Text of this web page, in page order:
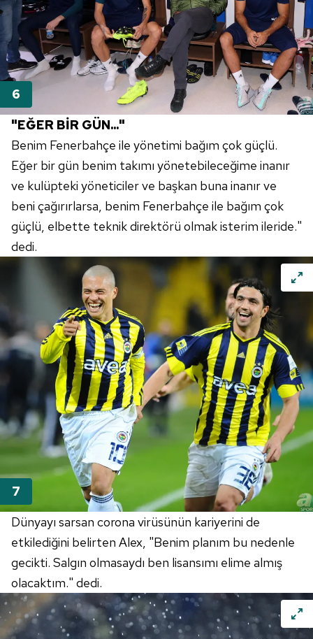
reklam/pazarlama faaliyetlerinin yapılması, amaçlarıyla
sınırlı olarak açık rızanız dahilinde kullanılacaktır.
Çerezlere ilişkin tercihlerinizi aşağıda yer alan panel
vasıtasıyla belirleyebilirsiniz. Çerezlere ilişkin detaylı bilgi
için Ayarlar butonuna tıklayabilir,Çerez Bilgilendirme
Metnimizi
ziyaret edebilirsiniz.
6698 sayılı Kişisel Verilerin Korunması Kanunu uyarınca
hazırlanmış Aydınlatma Metnimizi okumak ve sitemizde
almak için lütfentıklayınız .
"EĞER BİR GÜN..."
Benim Fenerbahçe ile yönetimi bağım çok güçlü.
Eğer bir gün benim takımı yönetebileceğime inanır
ve kulüpteki yöneticiler ve başkan buna inanır ve
beni çağırırlarsa, benim Fenerbahçe ile bağım çok
güçlü, elbette teknik direktörü olmak isterim ileride."
dedi.
Dünyayı sarsan corona virüsünün kariyerini de
etkilediğini belirten Alex, "Benim planım bu nedenle
gecikti. Salgın olmasaydı ben lisansımı elime almış
olacaktım." dedi.